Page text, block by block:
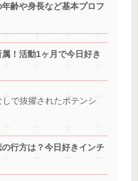
齢や身長など基本プロフ
！活動1ヶ月で今日好き
で抜擢されたポテンシ
行方は？今日好きインチ